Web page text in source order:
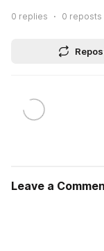
0 replies 0 reposts
Leave a